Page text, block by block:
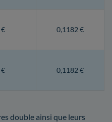
0,1182 €
0,1182 €
double ainsi que leurs